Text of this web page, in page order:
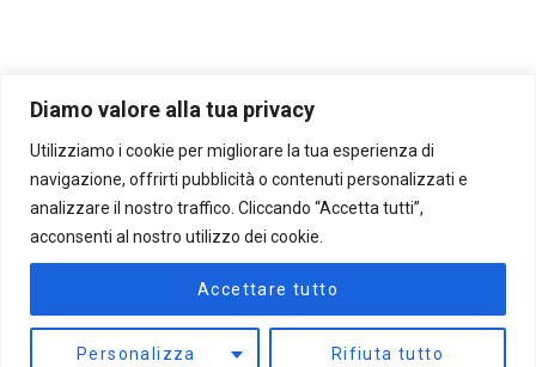
Diamo valore alla tua privacy
Utilizziamo i cookie per migliorare la tua esperienza di
navigazione, offrirti pubblicità o contenuti personalizzati e
analizzare il nostro traffico. Cliccando “Accetta tutti”,
acconsenti al nostro utilizzo dei cookie.
Personalizza Rifiuta tutto
Accettare tutto
CARTOLINE ANIMATE FOTO CURIOSE TROPPO FORTE BELLA QUESTA
AFORISMI E CITAZIONI
OROSCOPO CANALE BENESSERE
NON CI POSSO CREDERE
AMORE
ANIMALI ANIMALI RARI ANIMAZIONI ARTE A ARCHITETTURA
BUON ANNO
COMPLEANNO CURIOSI DIVERTENTI
SCHERZI E TRUCCHI
SCIENZA SHOPPING SONDAGGI SPETTACOLARI
TEST E QUIZ
TRUCCHI IN CUCINA
TUTORIAL UTILI VIAGGI VINTAGE